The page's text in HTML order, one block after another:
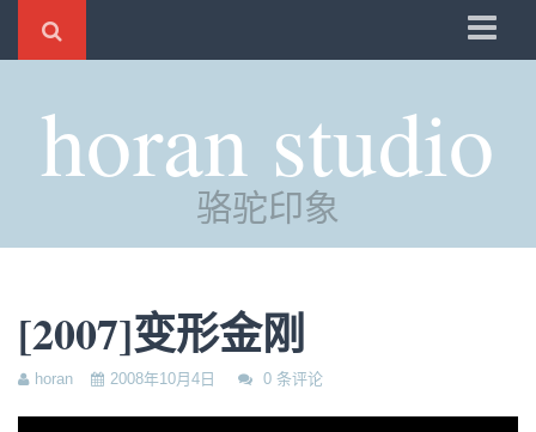
时光
评分
管理
horan studio
骆驼印象
[2007]变形金刚
horan 2008年10月4日 0 条评论